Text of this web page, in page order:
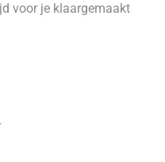
voor je klaargemaakt